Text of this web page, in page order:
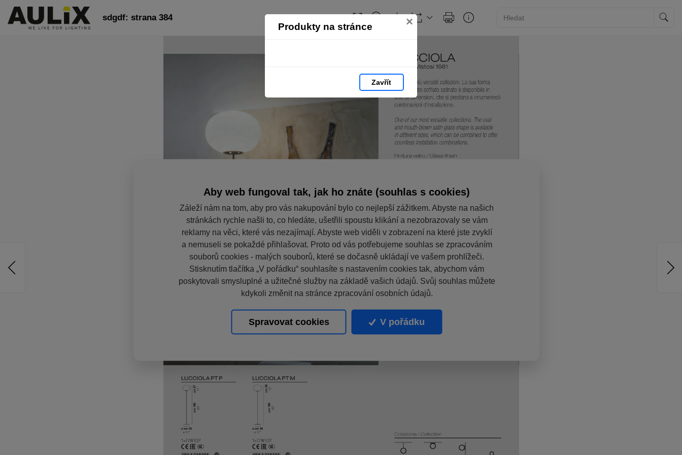
Produkty na stránce ×
Zavřít
sdgdf: strana 384
Aby web fungoval tak, jak ho znáte (souhlas s cookies)
Záleží nám na tom, aby pro vás nakupování bylo co nejlepší zážitkem. Abyste na našich
stránkách rychle našli to, co hledáte, ušetřili spoustu klikání a nezobrazovaly se vám
reklamy na věci, které vás nezajímají. Abyste web viděli v zobrazení na které jste zvyklí
a nemuseli se pokaždé přihlašovat. Proto od vás potřebujeme souhlas se zpracováním
souborů cookies - malých souborů, které se dočasně ukládají ve vašem prohlížeči.
Stisknutím tlačítka „V pořádku“ souhlasíte s nastavením cookies tak, abychom vám
poskytovali smysluplné a užitečné služby na základě vašich údajů. Svůj souhlas můžete
kdykoli změnit na stránce zpracování osobních údajů.
Spravovat cookies V pořádku